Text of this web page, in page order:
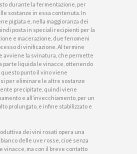
durante la fermentazione, per
sostanze in essa contenuta. In
pigiata e, nella maggioranza dei
posta in speciali recipienti per la
e macerazione, due fenomeni
di vinificazione. Al termine
avviene la svinatura, che permette
parte liquida le vinacce, ottenendo
questo punto il vino viene
per eliminare le altre sostanze
precipitate, quindi viene
e all’invecchiamento, per un
prolungato, e infine stabilizzato e
dei vini rosati opera una
delle uve rosse, cioè senza
vinacce, ma con il breve contatto